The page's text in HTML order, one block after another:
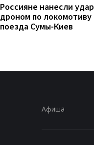
Россияне нанесли удар
дроном по локомотиву
поезда Сумы-Киев
Афиша